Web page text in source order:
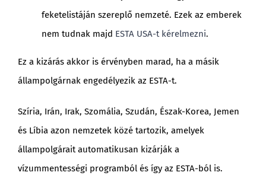
feketelistáján szereplő nemzeté. Ezek az emberek
nem tudnak majd ESTA USA-t kérelmezni.
Ez a kizárás akkor is érvényben marad, ha a másik
állampolgárnak engedélyezik az ESTA-t.
Szíria, Irán, Irak, Szomália, Szudán, Észak-Korea, Jemen
és Líbia azon nemzetek közé tartozik, amelyek
állampolgárait automatikusan kizárják a
vízummentességi programból és így az ESTA-ból is.